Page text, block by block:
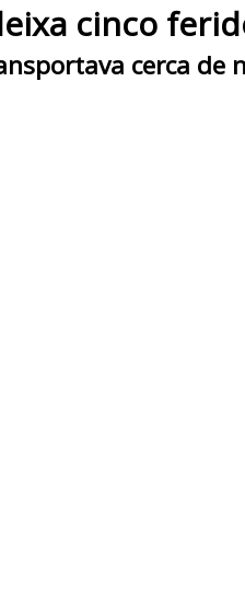
cinco
cerca de